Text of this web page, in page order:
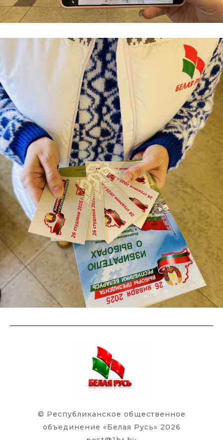
© Республиканское общественное
объединение «Белая Русь» 2026